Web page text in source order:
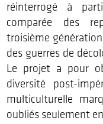
réinterrogé à
comparée des
troisième
des guerres de
Le projet a pour
diversité post-
multiculturelle
oubliés seulement